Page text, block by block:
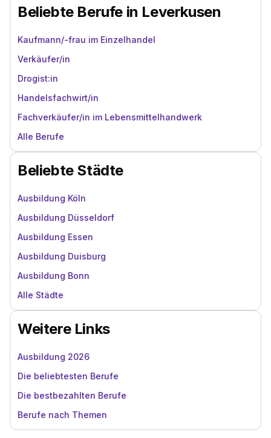
Stadtzentren in Leverkusen zu bummeln. Hierfinden sich
eineAusbildung im Einzelhandel absolvieren und ein
Beliebte Berufe in Leverkusen
Kaufmann/-frau im Einzelhandel
Verkäufer/in
Drogist:in
Handelsfachwirt/in
Fachverkäufer/in im Lebensmittelhandwerk
Alle Berufe
Beliebte Städte
Ausbildung Köln
Ausbildung Düsseldorf
Ausbildung Essen
Ausbildung Duisburg
Ausbildung Bonn
Alle Städte
Weitere Links
Ausbildung 2026
Die beliebtesten Berufe
Die bestbezahlten Berufe
Berufe nach Themen